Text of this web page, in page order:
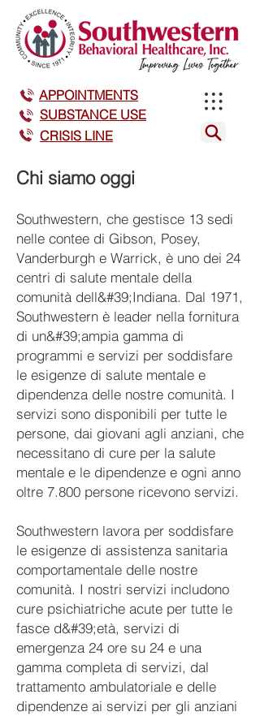
APPOINTMENTS
SUBSTANCE USE
CRISIS LINE
Chi siamo oggi
Southwestern, che gestisce 13 sedi
nelle contee di Gibson, Posey,
Vanderburgh e Warrick, è uno dei 24
centri di salute mentale della
comunità dell&#39;Indiana. Dal 1971,
Southwestern è leader nella fornitura
di un&#39;ampia gamma di
programmi e servizi per soddisfare
le esigenze di salute mentale e
dipendenza delle nostre comunità. I
servizi sono disponibili per tutte le
persone, dai giovani agli anziani, che
necessitano di cure per la salute
mentale e le dipendenze e ogni anno
oltre 7.800 persone ricevono servizi.
Southwestern lavora per soddisfare
le esigenze di assistenza sanitaria
comportamentale delle nostre
comunità. I nostri servizi includono
cure psichiatriche acute per tutte le
fasce d&#39;età, servizi di
emergenza 24 ore su 24 e una
gamma completa di servizi, dal
trattamento ambulatoriale e delle
dipendenze ai servizi per gli anziani